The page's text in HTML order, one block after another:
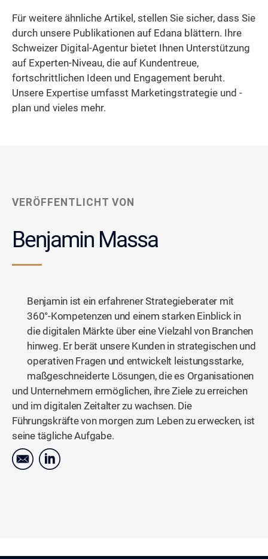
Für weitere ähnliche Artikel, stellen Sie sicher, dass Sie
durch unsere Publikationen auf Edana blättern. Ihre
Schweizer Digital-Agentur bietet Ihnen Unterstützung
auf Experten-Niveau, die auf Kundentreue,
fortschrittlichen Ideen und Engagement beruht.
Unsere Expertise umfasst Marketingstrategie und -
plan und vieles mehr.
VERÖFFENTLICHT VON
Benjamin Massa
Benjamin ist ein erfahrener Strategieberater mit
360°-Kompetenzen und einem starken Einblick in
die digitalen Märkte über eine Vielzahl von Branchen
hinweg. Er berät unsere Kunden in strategischen und
operativen Fragen und entwickelt leistungsstarke,
maßgeschneiderte Lösungen, die es Organisationen
und Unternehmern ermöglichen, ihre Ziele zu erreichen
und im digitalen Zeitalter zu wachsen. Die
Führungskräfte von morgen zum Leben zu erwecken, ist
seine tägliche Aufgabe.